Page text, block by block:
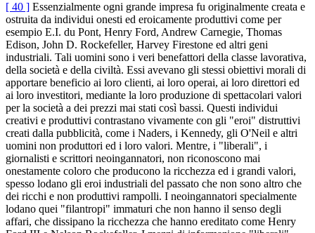
[ 40 ] Essenzialmente ogni grande impresa fu originalmente creata e
ostruita da individui onesti ed eroicamente produttivi come per
esempio E.I. du Pont, Henry Ford, Andrew Carnegie, Thomas
Edison, John D. Rockefeller, Harvey Firestone ed altri geni
industriali. Tali uomini sono i veri benefattori della classe lavorativa,
della società e della civiltà. Essi avevano gli stessi obiettivi morali di
apportare beneficio ai loro clienti, ai loro operai, ai loro direttori ed
ai loro investitori, mediante la loro produzione di spettacolari valori
per la società a dei prezzi mai stati così bassi. Questi individui
creativi e produttivi contrastano vivamente con gli "eroi" distruttivi
creati dalla pubblicità, come i Naders, i Kennedy, gli O'Neil e altri
uomini non produttori ed i loro valori. Mentre, i "liberali", i
giornalisti e scrittori neoingannatori, non riconoscono mai
onestamente coloro che producono la ricchezza ed i grandi valori,
spesso lodano gli eroi industriali del passato che non sono altro che
dei ricchi e non produttivi rampolli. I neoingannatori specialmente
lodano quei "filantropi" immaturi che non hanno il senso degli
affari, che dissipano la ricchezza che hanno ereditato come Henry